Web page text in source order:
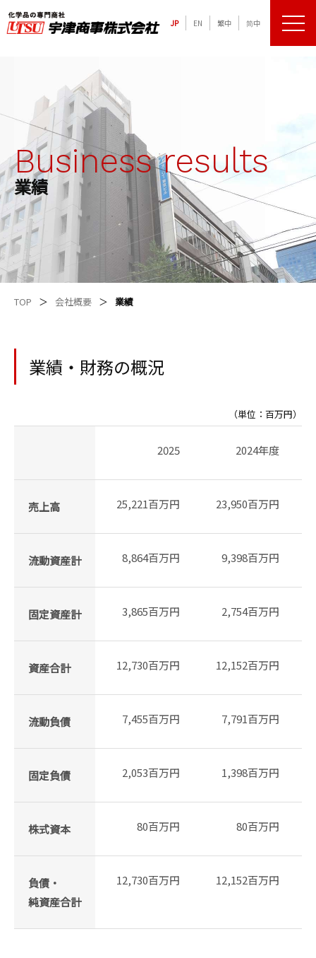
JP EN 繁中 简中 メニ
Business results
業績
TOP 会社概要 業績
業績・財務の概況
（単位：百万円）
2025 2024年度
売上高 25,221百万円 23,950百万円
流動資産計 8,864百万円 9,398百万円
固定資産計 3,865百万円 2,754百万円
資産合計 12,730百万円 12,152百万円
流動負債 7,455百万円 7,791百万円
固定負債 2,053百万円 1,398百万円
株式資本 80百万円 80百万円
負債・
純資産合計
12,730百万円 12,152百万円